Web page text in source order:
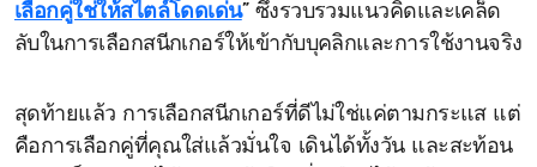
เลือกคู่ใช่ให้สไตล์โดดเด่น”ซึ่งรวบรวมแนวคิดและเคล็ด
ลับในการเลือกสนีกเกอร์ให้เข้ากับบุคลิกและการใช้งานจริง
สุดท้ายแล้ว การเลือกสนีกเกอร์ที่ดีไม่ใช่แค่ตามกระแส แต่
คือการเลือกคู่ที่คุณใส่แล้วมั่นใจ เดินได้ทั้งวัน และสะท้อน